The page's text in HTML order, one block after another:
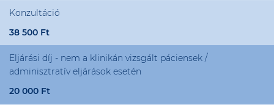
Konzultáció
38 500 Ft
Eljárási díj - nem a klinikán vizsgált páciensek /
adminisztratív eljárások esetén
20 000 Ft